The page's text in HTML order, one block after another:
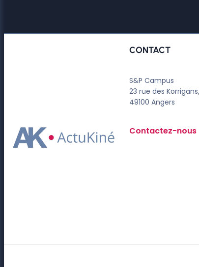
CONTACT
S&P Campus
23 rue des Korrigans,
49100 Angers
Contactez-nous